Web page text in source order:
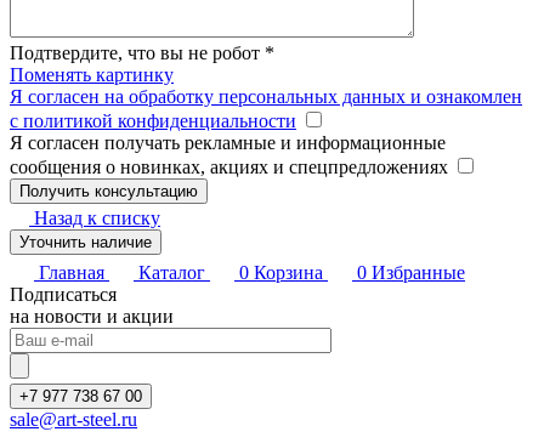
Подтвердите, что вы не робот *
Поменять картинку
Я согласен на обработку персональных данных и ознакомлен
с политикой конфиденциальности
Я согласен получать рекламные и информационные
сообщения о новинках, акциях и спецпредложениях
Назад к списку
Уточнить наличие
Главная Каталог 0 Корзина 0 Избранные
Подписаться
на новости и акции
+7 977 738 67 00
sale@art-steel.ru